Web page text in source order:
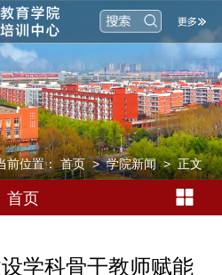
前位置： 首页>学院新闻>正文
首页
学科骨干教师赋能